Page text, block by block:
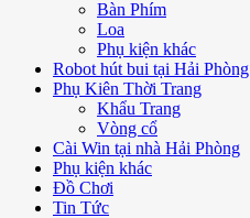
Bàn Phím
Loa
Phụ kiện khác
Robot hút bui tại Hải Phòng
Phụ Kiên Thời Trang
Khẩu Trang
Vòng cổ
Cài Win tại nhà Hải Phòng
Phụ kiện khác
Đồ Chơi
Tin Tức